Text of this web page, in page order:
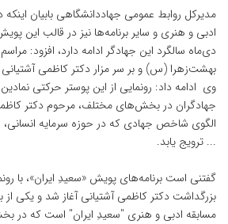
مدیرکل روابط عمومی جهاددانشگاهی بابیان اینکه
دی‌ماه سالگرد این جهادگر ادامه دارد، افزود:
بهشت‌زهرا (س) و بر سر مزار دکتر کاظمی
وی ادامه داد: رونمایی از این پوستر حرکتی
جهادگران در بخش‌های مختلف، مرحوم دکتر
الگوی شاخص جهادی که در حوزه سرمایه
... ترویج یابد.
گفتنی است برنامه‌های پویش «سعیدِ ایران»، با
بزرگداشت دکتر کاظمی آشتیانی آغاز شد و یکی
مسابقه ادبی و هنری "سعیدِ ایران" است که در